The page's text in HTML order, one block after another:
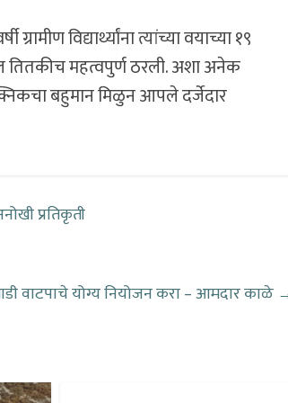
विद्यार्थ्यांना त्यांच्या वयाच्या १९
तितकीच महत्वपुर्ण ठरली. अशा अनेक
बहुमान मिळुन आपले दर्जेदार
प्रतिकृती
वाटपाचे योग्य नियोजन करा – आमदार काळे